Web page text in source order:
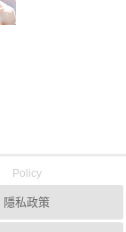
Policy
隱私政策